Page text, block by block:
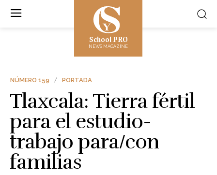
School PRO
NEWS MAGAZINE
NÚMERO 159 PORTADA
Tlaxcala: Tierra fértil
para el estudio-
trabajo para/con
familias